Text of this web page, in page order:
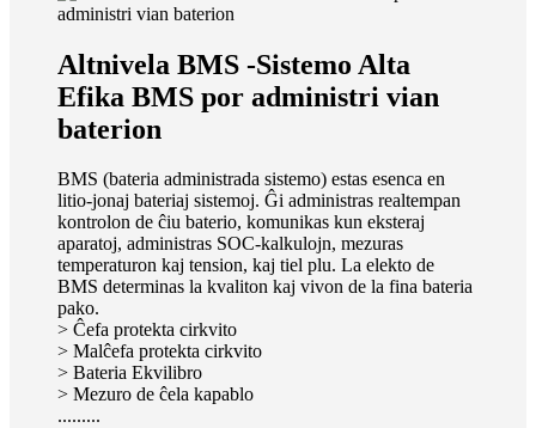
Altnivela BMS -Sistemo Alta
Efika BMS por administri vian
baterion
BMS (bateria administrada sistemo) estas esenca en
litio-jonaj bateriaj sistemoj. Ĝi administras realtempan
kontrolon de ĉiu baterio, komunikas kun eksteraj
aparatoj, administras SOC-kalkulojn, mezuras
temperaturon kaj tension, kaj tiel plu. La elekto de
BMS determinas la kvaliton kaj vivon de la fina bateria
pako.
> Ĉefa protekta cirkvito
> Malĉefa protekta cirkvito
> Bateria Ekvilibro
> Mezuro de ĉela kapablo
.........